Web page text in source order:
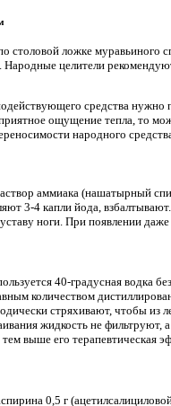
ложке муравьиного
целители
средства
ощущение тепла, то
народного
аммиака (нашатырный
3-4 капли йода,
ноги. При появлении
40-градусная водка
количеством
стряхивают, чтобы из
жидкость не
выше его терапевтическая
0,5 г